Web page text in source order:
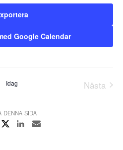
Google Calendar
Idag
Nästa
DENNA SIDA
Facebook
Dela på XDela på Linkedin
Dela med E-post